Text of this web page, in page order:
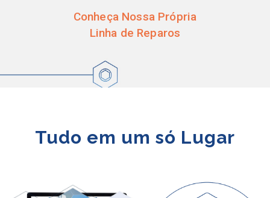
Conheça Nossa Própria
Linha de Reparos
Tudo em um só Lugar